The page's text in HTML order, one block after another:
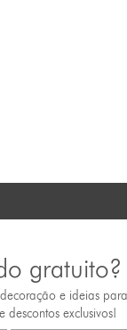
gratuito?
e ideias
descontos exclusivos!